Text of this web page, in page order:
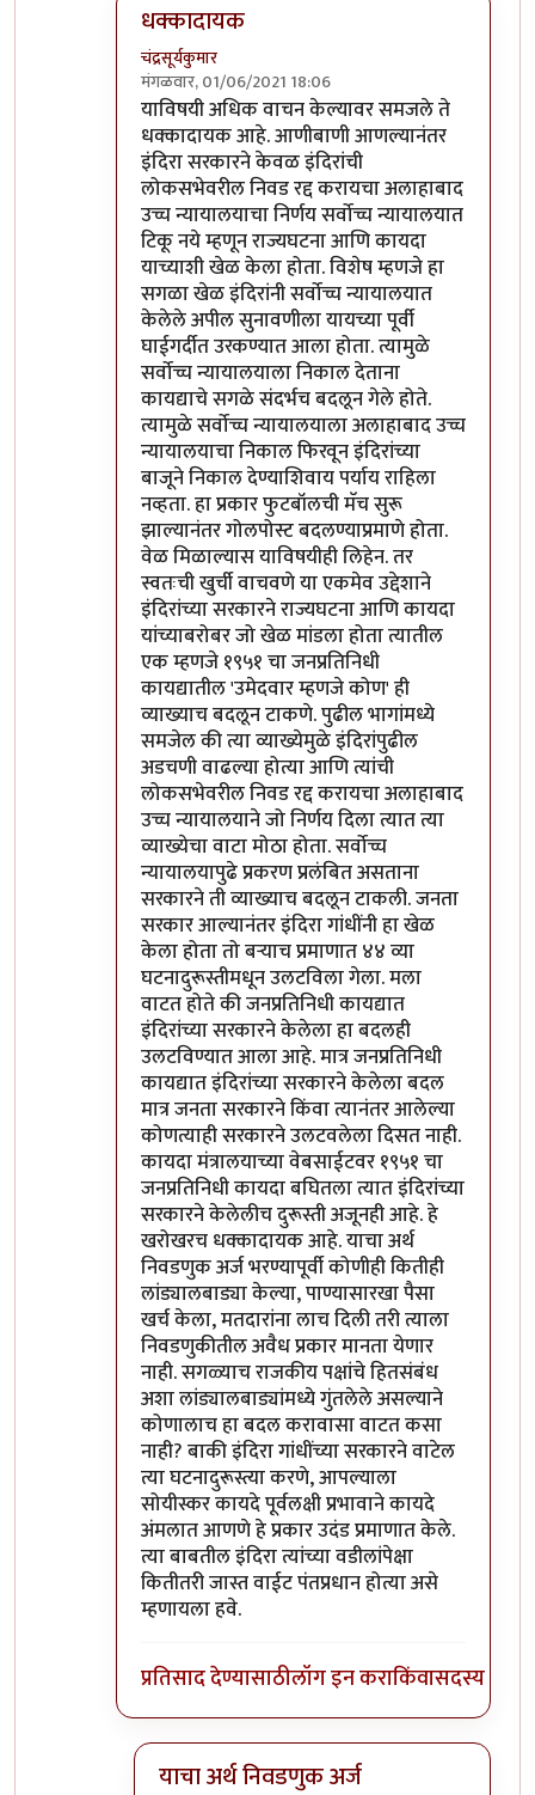
धक्कादायक
चंद्रसूर्यकुमार
मंगळवार, 01/06/2021 18:06
In reply to२००९ मध्ये आचारसंहिता लागूby
याविषयी अधिक वाचन केल्यावर समजले ते
धक्कादायक आहे. आणीबाणी आणल्यानंतर
इंदिरा सरकारने केवळ इंदिरांची
लोकसभेवरील निवड रद्द करायचा अलाहाबाद
उच्च न्यायालयाचा निर्णय सर्वोच्च न्यायालयात
टिकू नये म्हणून राज्यघटना आणि कायदा
याच्याशी खेळ केला होता. विशेष म्हणजे हा
सगळा खेळ इंदिरांनी सर्वोच्च न्यायालयात
केलेले अपील सुनावणीला यायच्या पूर्वी
घाईगर्दीत उरकण्यात आला होता. त्यामुळे
सर्वोच्च न्यायालयाला निकाल देताना
कायद्याचे सगळे संदर्भच बदलून गेले होते.
त्यामुळे सर्वोच्च न्यायालयाला अलाहाबाद उच्च
न्यायालयाचा निकाल फिरवून इंदिरांच्या
बाजूने निकाल देण्याशिवाय पर्याय राहिला
नव्हता. हा प्रकार फुटबॉलची मॅच सुरू
झाल्यानंतर गोलपोस्ट बदलण्याप्रमाणे होता.
वेळ मिळाल्यास याविषयीही लिहेन. तर
स्वतःची खुर्ची वाचवणे या एकमेव उद्देशाने
इंदिरांच्या सरकारने राज्यघटना आणि कायदा
यांच्याबरोबर जो खेळ मांडला होता त्यातील
एक म्हणजे १९५१ चा जनप्रतिनिधी
कायद्यातील 'उमेदवार म्हणजे कोण' ही
व्याख्याच बदलून टाकणे. पुढील भागांमध्ये
समजेल की त्या व्याख्येमुळे इंदिरांपुढील
अडचणी वाढल्या होत्या आणि त्यांची
लोकसभेवरील निवड रद्द करायचा अलाहाबाद
उच्च न्यायालयाने जो निर्णय दिला त्यात त्या
व्याख्येचा वाटा मोठा होता. सर्वोच्च
न्यायालयापुढे प्रकरण प्रलंबित असताना
सरकारने ती व्याख्याच बदलून टाकली. जनता
सरकार आल्यानंतर इंदिरा गांधींनी हा खेळ
केला होता तो बर्‍याच प्रमाणात ४४ व्या
घटनादुरूस्तीमधून उलटविला गेला. मला
वाटत होते की जनप्रतिनिधी कायद्यात
इंदिरांच्या सरकारने केलेला हा बदलही
उलटविण्यात आला आहे. मात्र जनप्रतिनिधी
कायद्यात इंदिरांच्या सरकारने केलेला बदल
मात्र जनता सरकारने किंवा त्यानंतर आलेल्या
कोणत्याही सरकारने उलटवलेला दिसत नाही.
कायदा मंत्रालयाच्या वेबसाईटवर १९५१ चा
जनप्रतिनिधी कायदा बघितला त्यात इंदिरांच्या
सरकारने केलेलीच दुरूस्ती अजूनही आहे. हे
खरोखरच धक्कादायक आहे. याचा अर्थ
निवडणुक अर्ज भरण्यापूर्वी कोणीही कितीही
लांड्यालबाड्या केल्या, पाण्यासारखा पैसा
खर्च केला, मतदारांना लाच दिली तरी त्याला
निवडणुकीतील अवैध प्रकार मानता येणार
नाही. सगळ्याच राजकीय पक्षांचे हितसंबंध
अशा लांड्यालबाड्यांमध्ये गुंतलेले असल्याने
कोणालाच हा बदल करावासा वाटत कसा
नाही? बाकी इंदिरा गांधींच्या सरकारने वाटेल
त्या घटनादुरूस्त्या करणे, आपल्याला
सोयीस्कर कायदे पूर्वलक्षी प्रभावाने कायदे
अंमलात आणणे हे प्रकार उदंड प्रमाणात केले.
त्या बाबतील इंदिरा त्यांच्या वडीलांपेक्षा
कितीतरी जास्त वाईट पंतप्रधान होत्या असे
म्हणायला हवे.
प्रतिसाद देण्यासाठीलॉग इन कराकिंवासदस्य व्हा
याचा अर्थ निवडणुक अर्ज